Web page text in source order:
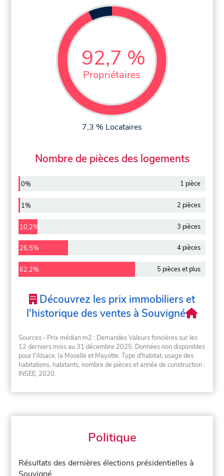
92,7 %
Propriétaires
7,3 % Locataires
Nombre de pièces des logements
0% 1 pièce
1% 2 pièces
10,2% 3 pièces
26,5% 4 pièces
62,2% 5 pièces et plus
Découvrez les prix immobiliers et
l'historique des ventes à Souvigné
Sources - Prix médian m2 : Demandes Valeurs foncières sur les
12 derniers mois au 31 décembre 2025. Données non disponibles
pour l'Alsace, la Moselle et Mayotte. Type d'habitat, usage des
habitations, habitants, nombre de pièces et année de construction :
INSEE, 2020.
Politique
Résultats des dernières élections présidentielles à